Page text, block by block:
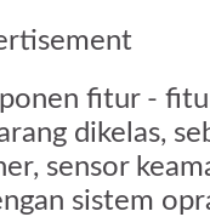
fitur -
dikelas,
sensor
sistem